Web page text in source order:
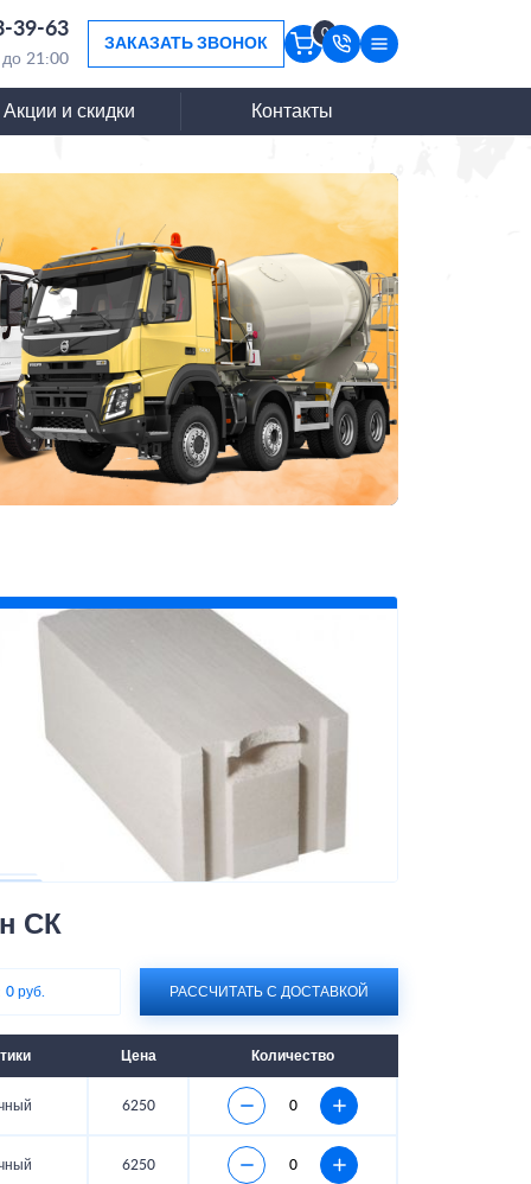
39-63
21:00
ЗАКАЗАТЬ ЗВОНОК
0
Акции и скидки Контакты
СК
0 руб. РАССЧИТАТЬ С ДОСТАВКОЙ
Цена Количество
6250
6250